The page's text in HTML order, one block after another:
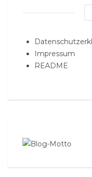
Impressum
README